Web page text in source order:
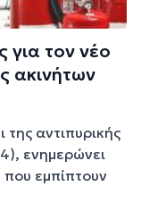
τον νέο
ακινήτων
αντιπυρικής
ενημερώνει
που εμπίπτουν